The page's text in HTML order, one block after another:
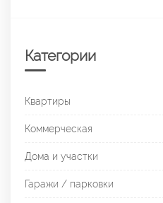
Категории
Квартиры
Коммерческая
Дома и участки
Гаражи / парковки